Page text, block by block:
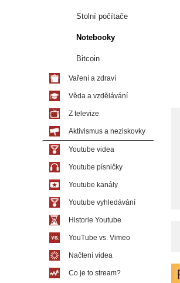
Stolní počítače
Notebooky
Bitcoin
Vaření a zdraví
Věda a vzdělávání
Z televize
Aktivismus a neziskovky
Youtube videa
Youtube písničky
Youtube kanály
Youtube vyhledávání
Historie Youtube
YouTube vs. Vimeo
Načtení videa
Co je to stream?